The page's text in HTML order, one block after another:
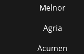
Melnor
Agria
Acumen